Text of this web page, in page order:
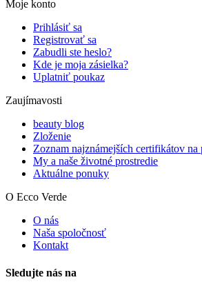
Moje konto
Prihlásiť sa
Registrovať sa
Zabudli ste heslo?
Kde je moja zásielka?
Uplatniť poukaz
Zaujímavosti
beauty blog
Zloženie
Zoznam najznámejších certifikátov
My a naše životné prostredie
Aktuálne ponuky
O Ecco Verde
O nás
Naša spoločnosť
Kontakt
Sledujte nás na